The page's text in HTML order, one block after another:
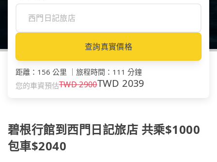
查詢真實價格
距離 ： 156 公里 旅程時間 ： 111 分鐘
您的車資預估TWD2900TWD 2039
碧根行館到西門日記旅店 共乘$1000
包車$2040